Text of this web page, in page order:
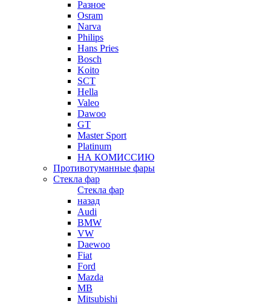
Разное
Osram
Narva
Philips
Hans Pries
Bosch
Koito
SCT
Hella
Valeo
Dawoo
GT
Master Sport
Platinum
НА КОМИССИЮ
Противотуманные фары
Стекла фар
Стекла фар
назад
Audi
BMW
VW
Daewoo
Fiat
Ford
Mazda
MB
Mitsubishi